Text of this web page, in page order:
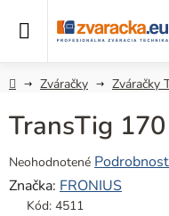
DomovZváračky Zváračky
TransTig
Priemerné
hodnotenie
produktu
Neohodnotené
Značka: FRONIUS
Kód: 4511